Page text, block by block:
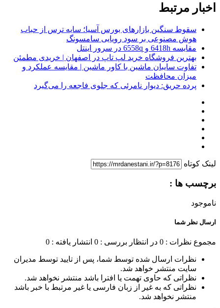
اخبار مرتبط
سقوط سنگین بازارهای بورس آسیا؛ سایه ترس از حباب
هوش مصنوعی بر سود رویایی سامسونگ
مقایسه 6418h و 6558q در سرور اینتل
بهترین فروشگاه خرید لپ تاپ در اصفهان | خریدی مطمئن
تفاوت سایبان ماشین با کاور ماشین | مقایسه عملکرد و
میزان محافظت
پرده حریق: دیوار نامرئی که جلوی فاجعه را می‌گیرد
لینک کوتاه
برچسب ها :
ناموجود
ارسال نظر شما
مجموع نظرات : 0 در انتظار بررسی : 0 انتشار یافته : 0
نظرات ارسال شده توسط شما، پس از تایید توسط مدیران
سایت منتشر خواهد شد.
نظراتی که حاوی تهمت یا افترا باشد منتشر نخواهد شد.
نظراتی که به غیر از زبان فارسی یا غیر مرتبط با خبر باشد
منتشر نخواهد شد.